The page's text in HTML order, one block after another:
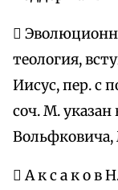

теология,
Иисус, пер. с
соч. М.
Вольфковича,
 А к с а к о в